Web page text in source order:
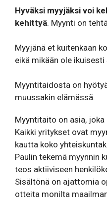
Hyväksi myyjäksi voi
kehittyä. Myynti on
Myyjänä et kuitenkaan
eikä mikään ole
Myyntitaidosta on
muussakin elämässä.
Myyntitaito on asia,
Kaikki yritykset ovat
kautta koko
Paulin tekemä myynnin
teos aktiiviseen
Sisältönä on ajattomia
otteita monilta